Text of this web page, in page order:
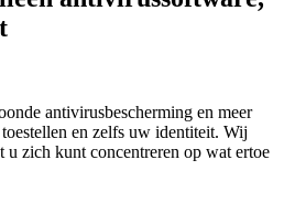
antivirusbescherming en meer
en zelfs uw identiteit. Wij
u zich kunt concentreren op wat ertoe